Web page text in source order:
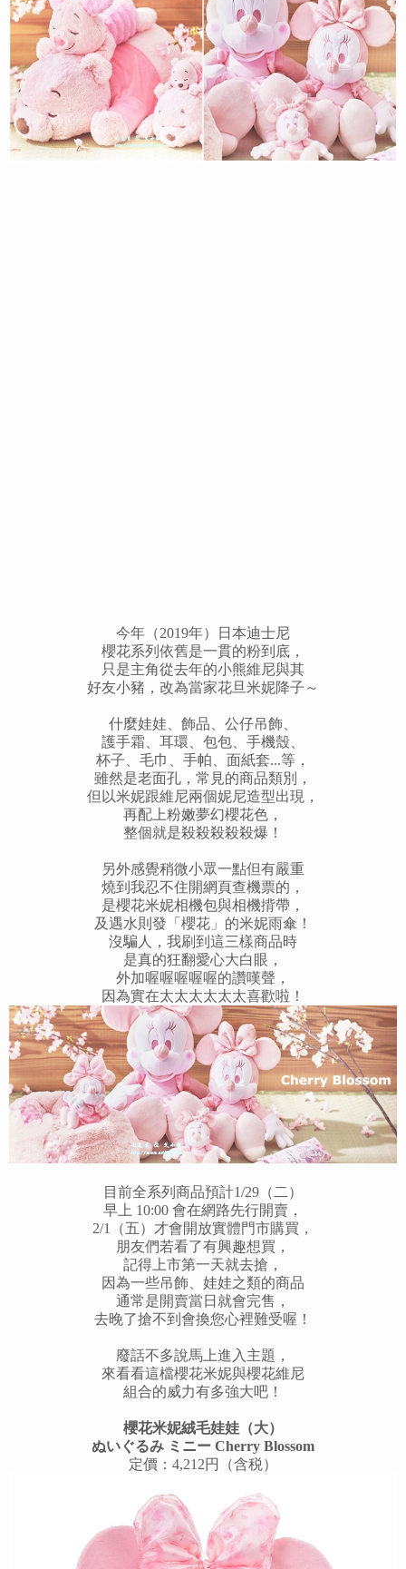
今年（2019年）日本迪士尼
櫻花系列依舊是一貫的粉到底，
只是主角從去年的小熊維尼與其
好友小豬，改為當家花旦米妮降子～
什麼娃娃、飾品、公仔吊飾、
護手霜、耳環、包包、手機殼、
杯子、毛巾、手帕、面紙套...等，
雖然是老面孔，常見的商品類別，
但以米妮跟維尼兩個妮尼造型出現，
再配上粉嫩夢幻櫻花色，
整個就是殺殺殺殺殺爆！
另外感覺稍微小眾一點但有嚴重
燒到我忍不住開網頁查機票的，
是櫻花米妮相機包與相機揹帶，
及遇水則發「櫻花」的米妮雨傘！
沒騙人，我刷到這三樣商品時
是真的狂翻愛心大白眼，
外加喔喔喔喔喔的讚嘆聲，
因為實在太太太太太太喜歡啦！
目前全系列商品預計1/29（二）
早上 10:00 會在網路先行開賣，
2/1（五）才會開放實體門市購買，
朋友們若看了有興趣想買，
記得上市第一天就去搶，
因為一些吊飾、娃娃之類的商品
通常是開賣當日就會完售，
去晚了搶不到會換您心裡難受喔！
廢話不多說馬上進入主題，
來看看這檔櫻花米妮與櫻花維尼
組合的威力有多強大吧！
櫻花米妮絨毛娃娃（大）
ぬいぐるみ ミニー Cherry Blossom
定價：4,212円（含税）